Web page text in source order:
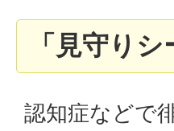
「見守り
認知症などで